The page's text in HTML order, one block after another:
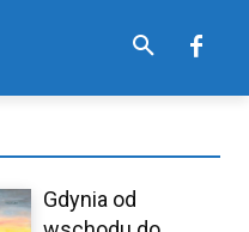
Gdynia od